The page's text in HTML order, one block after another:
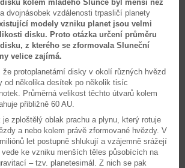
kolem mladého Slunce byl menší než
dvojnásobek vzdálenosti trpasličí planety
modely vzniku planet jsou velmi
disku. Proto otázka určení průměru
z kterého se zformovala Sluneční
velice zajímá.
že protoplanetární disky v okolí různých hvězd
od několika desítek po několik tisíc
Průměrná velikost těchto útvarů kolem
přibližně 60 AU.
je zploštělý oblak prachu a plynu, který rotuje
a nebo kolem právě zformované hvězdy. V
let postupně shlukují a vzájemně srážejí
ke vzniku menších těles působících na
– tzv. planetesimál. Z nich se pak